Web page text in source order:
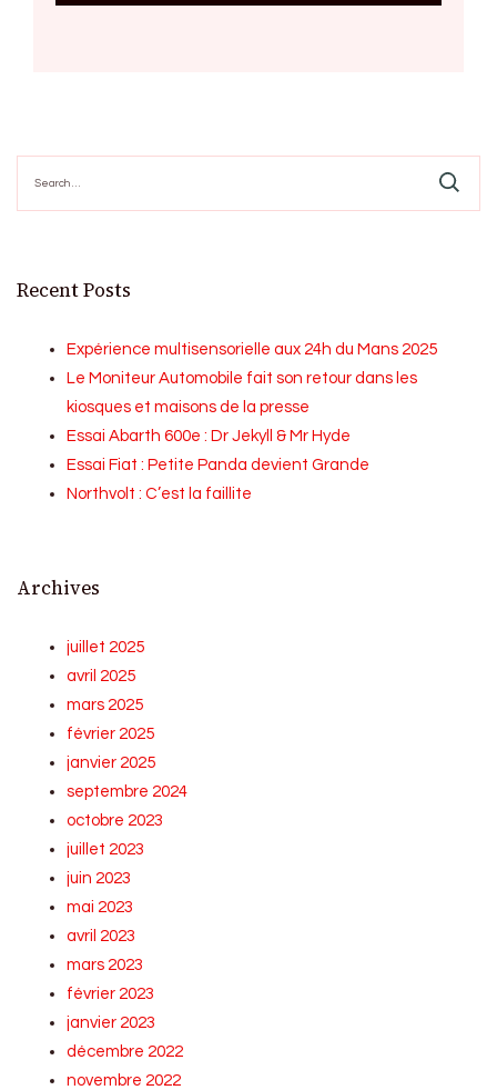
for:
Recent Posts
Expérience multisensorielle aux 24h du Mans 2025
Le Moniteur Automobile fait son retour dans les
kiosques et maisons de la presse
Essai Abarth 600e : Dr Jekyll & Mr Hyde
Essai Fiat : Petite Panda devient Grande
Northvolt : C’est la faillite
Archives
juillet 2025
avril 2025
mars 2025
février 2025
janvier 2025
septembre 2024
octobre 2023
juillet 2023
juin 2023
mai 2023
avril 2023
mars 2023
février 2023
janvier 2023
décembre 2022
novembre 2022